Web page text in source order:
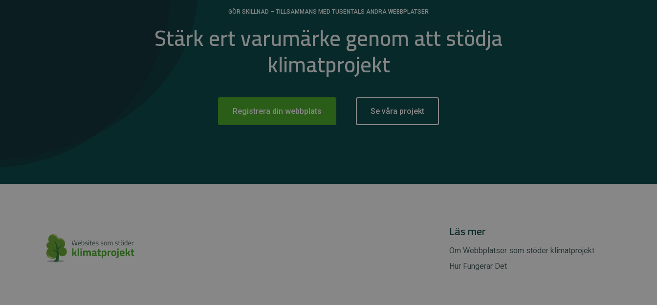
GÖR SKILLNAD – TILLSAMMANS MED TUSENTALS ANDRA WEBBPLATSER
Stärk ert varumärke genom att stödja
klimatprojekt
Registrera din webbplats Se våra projekt
Läs mer
Om Webbplatser som stöder klimatprojekt
Hur Fungerar Det